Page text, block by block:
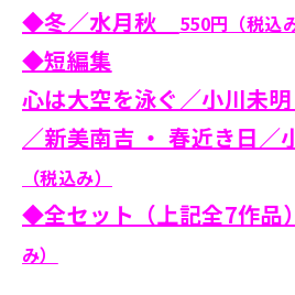
◆冬／水月秋 550円（税込み
◆短編集
心は大空を泳ぐ／小川未
／新美南吉 ・ 春近き日／
（税込み）
◆全セット（上記全7作品
み）